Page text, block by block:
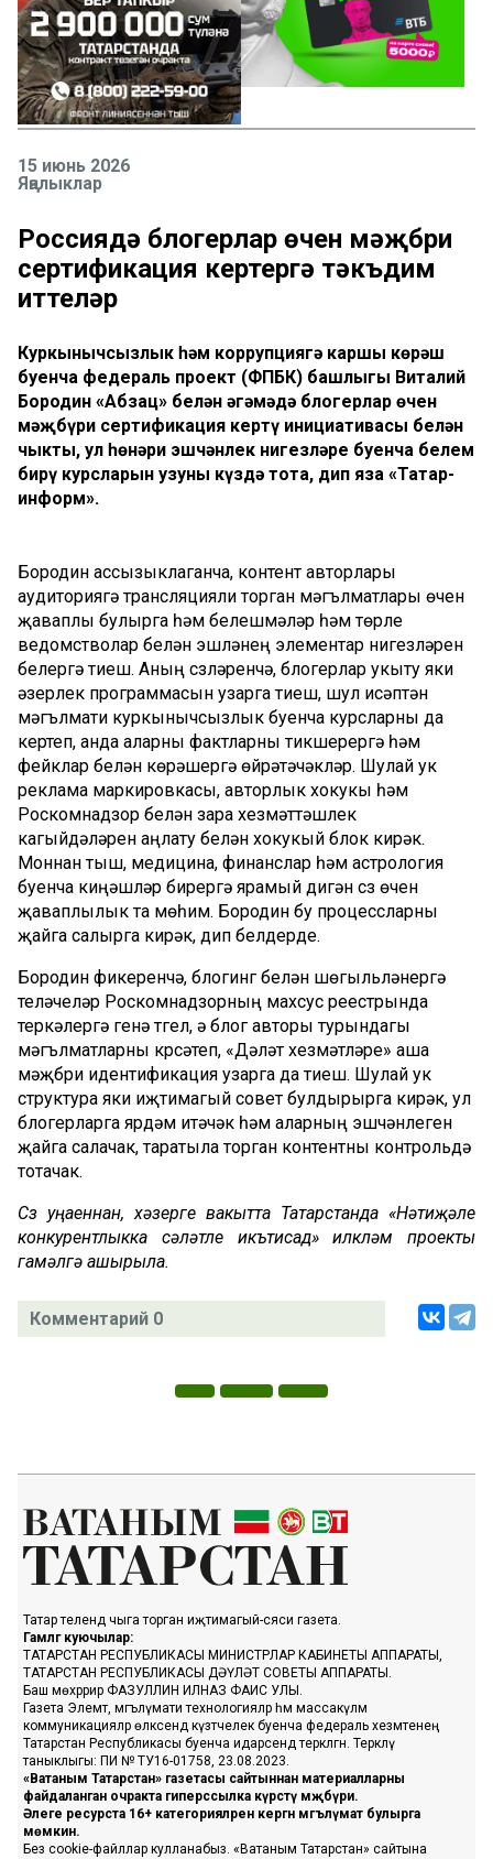
15 июнь 2026
Яңалыклар
Россиядә блогерлар өчен мәҗбүри
сертификация кертергә тәкъдим
иттеләр
Куркынычсызлык һәм коррупциягә каршы көрәш
буенча федераль проект (ФПБК) башлыгы Виталий
Бородин «Абзац» белән әңгәмәдә блогерлар өчен
мәҗбүри сертификация кертү инициативасы белән
чыкты, ул һөнәри эшчәнлек нигезләре буенча белем
бирү курсларын узуны күздә тота, дип яза «Татар-
информ».
Бородин ассызыклаганча, контент авторлары
аудиториягә трансляцияли торган мәгълүматлары өчен
җаваплы булырга һәм белешмәләр һәм төрле
ведомстволар белән эшләүнең элементар нигезләрен
белергә тиеш. Аның сүзләренчә, блогерлар укыту яки
әзерлек программасын узарга тиеш, шул исәптән
мәгълүмати куркынычсызлык буенча курсларны да
кертеп, анда аларны фактларны тикшерергә һәм
фейклар белән көрәшергә өйрәтәчәкләр. Шулай ук
реклама маркировкасы, авторлык хокукы һәм
Роскомнадзор белән үзара хезмәттәшлек
кагыйдәләрен аңлату белән хокукый блок кирәк.
Моннан тыш, медицина, финанслар һәм астрология
буенча киңәшләр бирергә ярамый дигән сүз өчен
җаваплылык та мөһим. Бородин бу процессларны
җайга салырга кирәк, дип белдерде.
Бородин фикеренчә, блогинг белән шөгыльләнергә
теләүчеләр Роскомнадзорның махсус реестрында
теркәлергә генә түгел, ә блог авторы турындагы
мәгълүматларны күрсәтеп, «Дәүләт хезмәтләре» аша
мәҗбүри идентификация узарга да тиеш. Шулай ук
структура яки иҗтимагый совет булдырырга кирәк, ул
блогерларга ярдәм итәчәк һәм аларның эшчәнлеген
җайга салачак, таратыла торган контентны контрольдә
тотачак.
Сүз уңаеннан, хәзерге вакытта Татарстанда «Нәтиҗәле
конкурентлыкка сәләтле икътисад» илкүләм проекты
гамәлгә ашырыла.
Комментарий 0
Татар телендә чыга торган иҗтимагый-сәяси газета.
Гамәлгә куючылар:
ТАТАРСТАН РЕСПУБЛИКАСЫ МИНИСТРЛАР КАБИНЕТЫ АППАРАТЫ,
ТАТАРСТАН РЕСПУБЛИКАСЫ ДӘҮЛӘТ СОВЕТЫ АППАРАТЫ.
Баш мөхәррир ФАЗУЛЛИН ИЛНАЗ ФАИС УЛЫ.
Газета Элемтә, мәгълүмати технологияләр һәм массакүләм
коммуникацияләр өлкәсендә күзәтчелек буенча федераль хезмәтенең
Татарстан Республикасы буенча идарәсендә теркәлгән. Теркәлү
таныклыгы: ПИ № ТУ16-01758, 23.08.2023.
«Ватаным Татарстан» газетасы сайтыннан материалларны
файдаланган очракта гиперссылка күрсәтү мәҗбүри.
Әлеге ресурста 16+ категорияләренә кергән мәгълүмат булырга
мөмкин.
Без cookie-файллар кулланабыз. «Ватаным Татарстан» сайтына